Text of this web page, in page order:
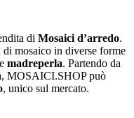
di Mosaici d’arredo.
mosaico in diverse forme
e madreperla. Partendo da
MOSAICI.SHOP può
, unico sul mercato.